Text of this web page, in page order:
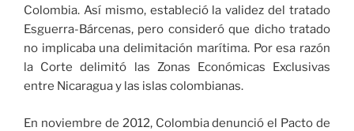
Colombia. Así mismo, estableció la validez del tratado
Esguerra-Bárcenas, pero consideró que dicho tratado
no implicaba una delimitación marítima. Por esa razón
la Corte delimitó las Zonas Económicas Exclusivas
entre Nicaragua y las islas colombianas.
En noviembre de 2012, Colombia denunció el Pacto de